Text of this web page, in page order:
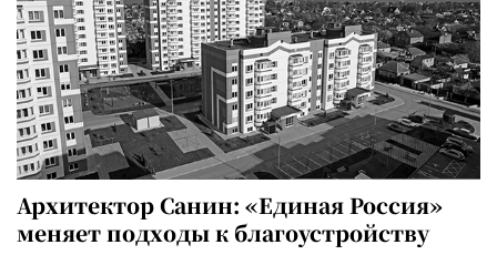
Архитектор Санин: «Единая Россия»
меняет подходы к благоустройству